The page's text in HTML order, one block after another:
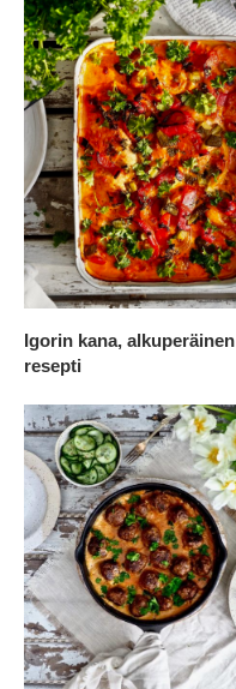
Igorin kana, alkuperäinen
resepti